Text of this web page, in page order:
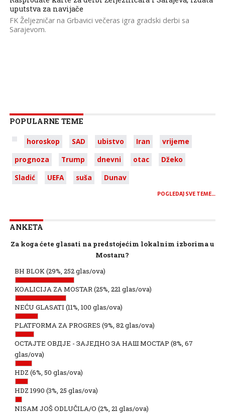
uputstva za navijače
FK Željezničar na Grbavici večeras igra gradski derbi sa
Sarajevom.
POPULARNE TEME
horoskop SAD ubistvo Iran
vrijeme
prognoza
Trump dnevni otac
Džeko
Sladić
UEFA suša Dunav
POGLEDAJ SVE TEME…
ANKETA
Za koga ćete glasati na predstojećim lokalnim izborima u
Mostaru?
BH BLOK(29%, 252 glas/ova)
KOALICIJA ZA MOSTAR(25%, 221 glas/ova)
NEĆU GLASATI (11%, 100 glas/ova)
PLATFORMA ZA PROGRES (9%, 82 glas/ova)
ОСТАЈТЕ ОВДЈЕ - ЗАЈЕДНО ЗА НАШ МОСТАР (8%, 67
glas/ova)
HDZ (6%, 50 glas/ova)
HDZ 1990 (3%, 25 glas/ova)
NISAM JOŠ ODLUČILA/O (2%, 21 glas/ova)